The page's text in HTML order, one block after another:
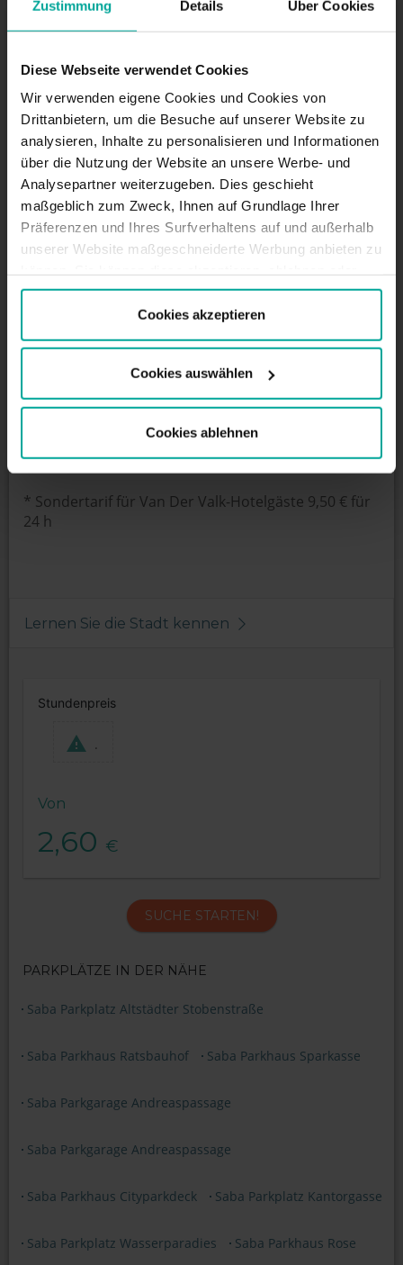
Zustimmung Details Über Cookies
Diese Webseite verwendet Cookies
Wir verwenden eigene Cookies und Cookies von
Drittanbietern, um die Besuche auf unserer Website zu
analysieren, Inhalte zu personalisieren und Informationen
über die Nutzung der Website an unsere Werbe- und
Analysepartner weiterzugeben. Dies geschieht
maßgeblich zum Zweck, Ihnen auf Grundlage Ihrer
Präferenzen und Ihres Surfverhaltens auf und außerhalb
unserer Website maßgeschneiderte Werbung anbieten zu
Ihre Präferenzen auswählen, indem Sie auf die
entsprechende Schaltfläche klicken. Weitere
Informationen finden Sie in der Cookie-Richtlinie.
Cookies akzeptieren
Cookies auswählen
Cookies ablehnen
BESCHREIBUNG
Dieser Parkplatz ist ideal für Literaturliebhaber und
alle, die die vielfältigen Aktivitäten im Kulturzentrum
St. Jacob Literaturhaus in einer 500 Jahre alten
Kirche genießen möchten. In der Nähe befindet sich
auch das Stadtmuseum im
Knochenhaueramtshaus, einem imposanten alten
Holzhaus, das auf fünf Stockwerken historische
Ausstellungen über die Stadt bietet. Dies ist
Hildesheim.
Tagestarif (07:00 - 20:00)
Erste 30 Min. - 1,50€
60min. - 2,60€
Jede weitere Stunde - 2,00€
Tagestarif max.* - 12,50€
Nachttarif (20:00 - 07:00)
1. Stunde - 1,80€
Nachttarif maximum - 2,00€
* Sondertarif für Van Der Valk-Hotelgäste 9,50 € für
24 h
Lernen Sie die Stadt kennen
Stundenpreis
.
Von
2,60 €
SUCHE STARTEN!
PARKPLÄTZE IN DER NÄHE
Saba Parkplatz Altstädter Stobenstraße
Saba Parkhaus Ratsbauhof Saba Parkhaus Sparkasse
Saba Parkgarage Andreaspassage
Saba Parkgarage Andreaspassage
Saba Parkhaus Cityparkdeck Saba Parkplatz Kantorgasse
Saba Parkplatz Wasserparadies Saba Parkhaus Rose